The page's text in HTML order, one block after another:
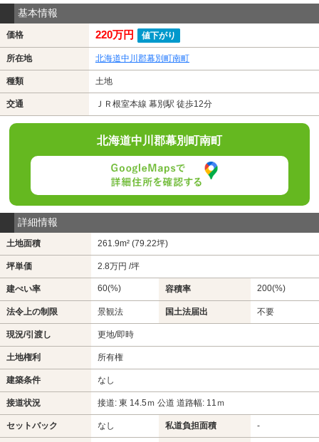
基本情報
価格 220万円 値下がり
所在地 北海道中川郡幕別町南町
種類 土地
交通 ＪＲ根室本線 幕別駅 徒歩12分
北海道中川郡幕別町南町
詳細情報
土地面積 261.9m² (79.22坪)
坪単価 2.8万円 /坪
建ぺい率 60(%) 容積率 200(%)
法令上の制限 景観法 国土法届出 不要
現況/引渡し 更地/即時
土地権利 所有権
建築条件 なし
接道状況 接道: 東 14.5ｍ 公道 道路幅: 11ｍ
セットバック なし 私道負担面積 -